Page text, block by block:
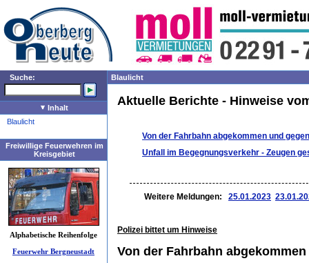
Suche:
Inhalt
Blaulicht
Freiwillige Feuerwehren im
Kreisgebiet
Alphabetische Reihenfolge
Feuerwehr Bergneustadt
Blaulicht
Aktuelle Berichte - Hinweise
Von der Fahrbahn abgekommen und
Unfall im Begegnungsverkehr - Zeugen
Weitere Meldungen: 25.01.2023
Polizei bittet um Hinweise
Von der Fahrbahn